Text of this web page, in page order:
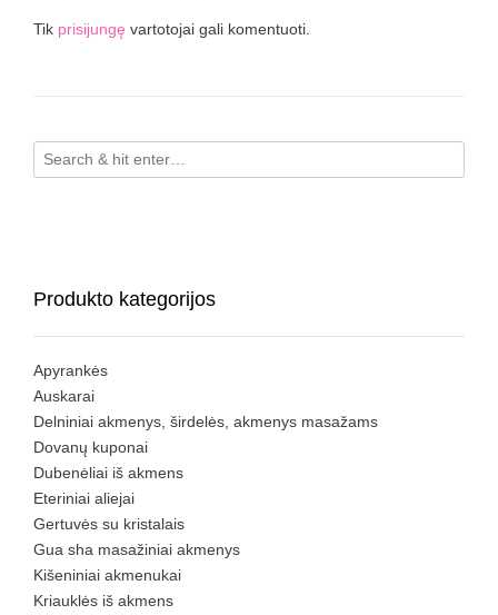
Tik prisijungę vartotojai gali komentuoti.
Produkto kategorijos
Apyrankės
Auskarai
Delniniai akmenys, širdelės, akmenys masažams
Dovanų kuponai
Dubenėliai iš akmens
Eteriniai aliejai
Gertuvės su kristalais
Gua sha masažiniai akmenys
Kišeniniai akmenukai
Kriauklės iš akmens